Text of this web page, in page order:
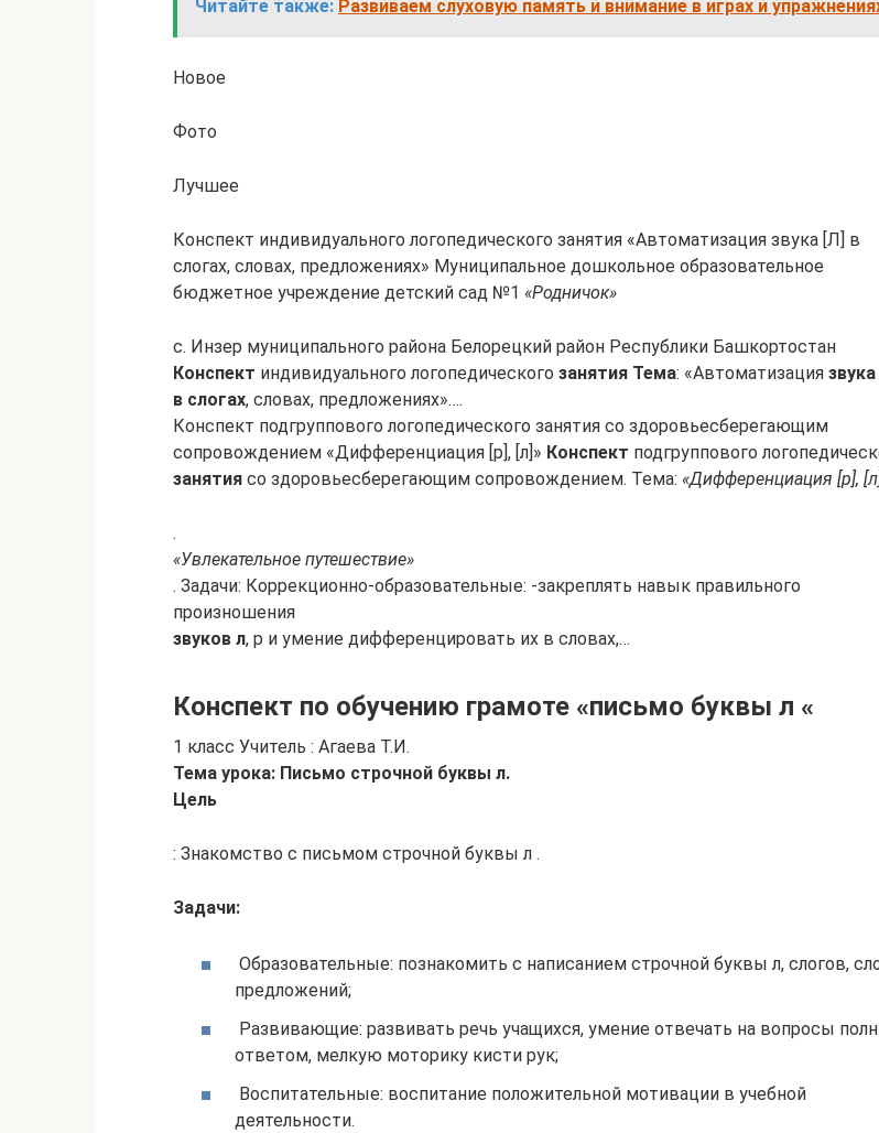
Читайте также: Развиваем слуховую память и внимание в играх и
Новое
Фото
Лучшее
Конспект индивидуального логопедического занятия «Автоматизация звука [Л] в
слогах, словах, предложениях» Муниципальное дошкольное образовательное
бюджетное учреждение детский сад №1 «Родничок»
с. Инзер муниципального района Белорецкий район Республики Башкортостан
Конспект индивидуального логопедического занятия Тема: «Автоматизация
в слогах, словах, предложениях»….
Конспект подгруппового логопедического занятия со здоровьесберегающим
сопровождением «Дифференциация [р], [л]» Конспект подгруппового
занятия со здоровьесберегающим сопровождением. Тема: «Дифференциация [р],
.
«Увлекательное путешествие»
. Задачи: Коррекционно-образовательные: -закреплять навык правильного
произношения
звуков л, р и умение дифференцировать их в словах,…
Конспект по обучению грамоте «письмо буквы л «
1 класс Учитель : Агаева Т.И.
Тема урока: Письмо строчной буквы л.
Цель
: Знакомство с письмом строчной буквы л .
Задачи:
Образовательные: познакомить с написанием строчной буквы л, слогов,
предложений;
Развивающие: развивать речь учащихся, умение отвечать на вопросы
ответом, мелкую моторику кисти рук;
Воспитательные: воспитание положительной мотивации в учебной
деятельности.